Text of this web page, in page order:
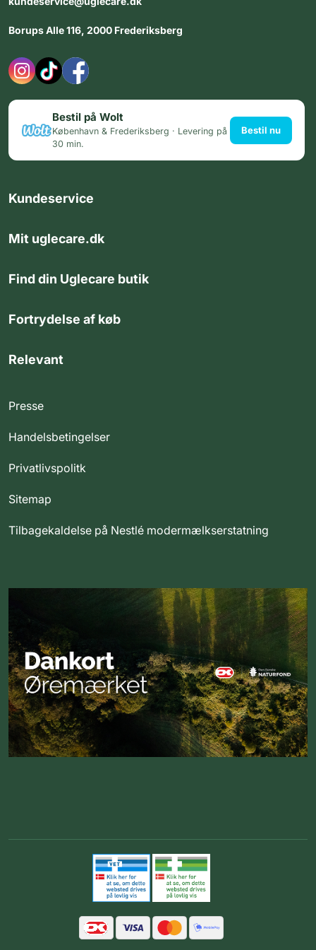
Borups Alle 116, 2000 Frederiksberg
Bestil på Wolt
København & Frederiksberg · Levering på
30 min.
Bestil nu
Kundeservice
Mit uglecare.dk
Find din Uglecare butik
Fortrydelse af køb
Relevant
Presse
Handelsbetingelser
Privatlivspolitk
Sitemap
Tilbagekaldelse på Nestlé modermælkserstatning